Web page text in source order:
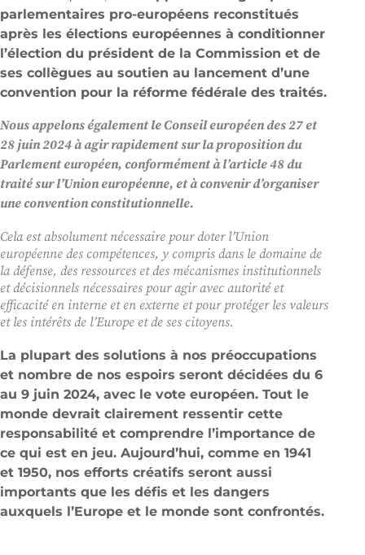
parlementaires pro-européens­ reconstitués
après les élections européennes à conditionner
l’élection du président de la Commission et de
ses collègues au soutien au lancement d’une
convention pour la réforme fédérale des traités.
Nous appelons également le Conseil européen des 27 et
28 juin 2024 à agir rapidement sur la proposition du
Parlement européen, conformément à l’article 48 du
traité sur l’Union européenne, et à convenir d’organiser
une convention constitutionnelle.
Cela est absolument nécessaire pour doter l’Union
européenne des compétences, y compris dans le domaine de
la défense, des ressources et des mécanismes institutionnels
et décisionnels nécessaires pour agir avec autorité et
efficacité en interne et en externe et pour protéger les valeurs
et les intérêts de l’Europe et de ses citoyens.
La plupart des solutions à nos préoccupations
et nombre de nos espoirs seront décidées du 6
au 9 juin 2024, avec le vote européen. Tout le
monde devrait clairement ressentir cette
responsabilité et comprendre l’importance de
ce qui est en jeu. Aujourd’hui, comme en 1941
et 1950, nos efforts créatifs seront aussi
importants que les défis et les dangers
auxquels l’Europe et le monde sont confrontés.